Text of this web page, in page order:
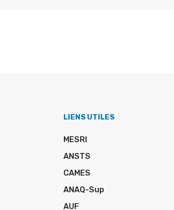
LIENS UTILES
MESRI
ANSTS
CAMES
ANAQ-Sup
AUF